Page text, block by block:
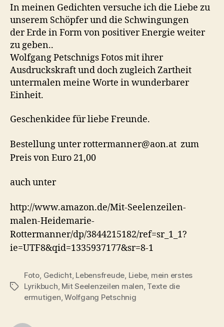
In meinen Gedichten versuche ich die Liebe zu
unserem Schöpfer und die Schwingungen
der Erde in Form von positiver Energie weiter
zu geben..
Wolfgang Petschnigs Fotos mit ihrer
Ausdruckskraft und doch zugleich Zartheit
untermalen meine Worte in wunderbarer
Einheit.
Geschenkidee für liebe Freunde.
Bestellung unter rottermanner@aon.at zum
Preis von Euro 21,00
auch unter
http://www.amazon.de/Mit-Seelenzeilen-
malen-Heidemarie-
Rottermanner/dp/3844215182/ref=sr_1_1?
ie=UTF8&qid=1335937177&sr=8-1
Schlagwörter
Foto Gedicht, Lebensfreude Liebe, mein erstes
Lyrikbuch Mit Seelenzeilen malen Texte die
ermutigen ,Wolfgang Petschnig